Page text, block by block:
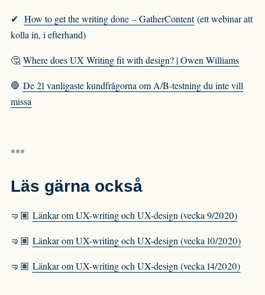
✔ How to get the writing done – GatherContent (ett webinar att
kolla in, i efterhand)
🤔 Where does UX Writing fit with design? | Owen Williams
🛑 De 21 vanligaste kundfrågorna om A/B-testning du inte vill
missa
***
Läs gärna också
🤜🏽 Länkar om UX-writing och UX-design (vecka 9/2020)
🤜🏽 Länkar om UX-writing och UX-design (vecka 10/2020)
🤜🏽 Länkar om UX-writing och UX-design (vecka 14/2020)